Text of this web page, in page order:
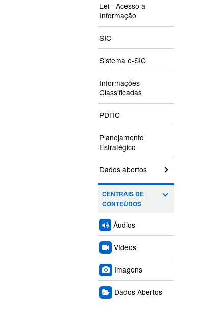
Lei - Acesso a
Informação
SIC
Sistema e-SIC
Informações
Classificadas
PDTIC
Planejamento
Estratégico
Dados abertos
CENTRAIS DE
CONTEÚDOS
Áudios
Vídeos
Imagens
Dados Abertos